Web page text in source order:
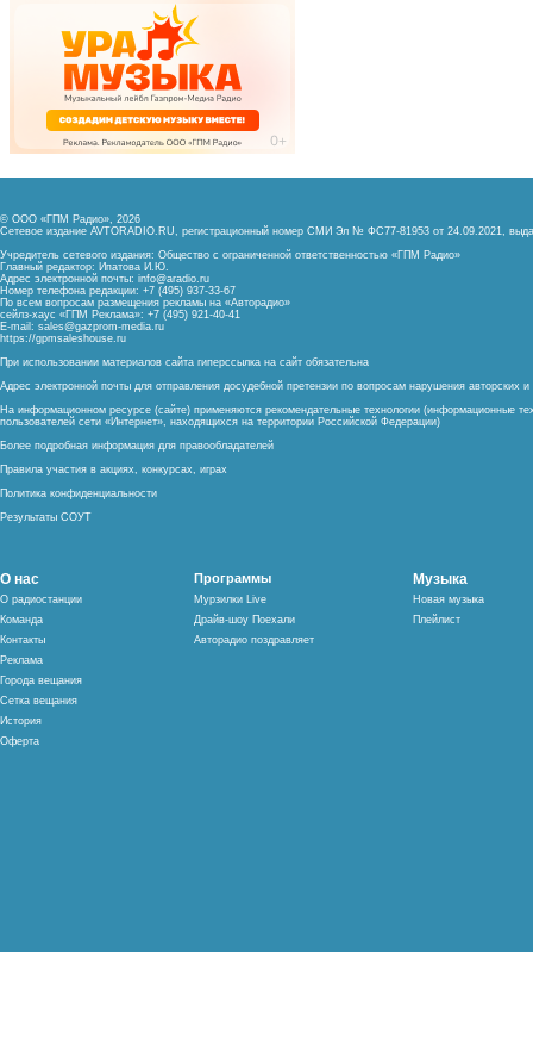
© ООО «ГПМ Радио», 2026
Сетевое издание AVTORADIO.RU, регистрационный номер СМИ Эл № ФС77-81953 от 24.09.2021,
Учредитель сетевого издания: Общество с ограниченной ответственностью «ГПМ Радио»
Главный редактор: Ипатова И.Ю.
Адрес электронной почты: info@aradio.ru
Номер телефона редакции: +7 (495) 937-33-67
По всем вопросам размещения рекламы на «Авторадио»
сейлз-хаус «ГПМ Реклама»: +7 (495) 921-40-41
E-mail: sales@gazprom-media.ru
https://gpmsaleshouse.ru
При использовании материалов сайта гиперссылка на сайт обязательна
Адрес электронной почты для отправления досудебной претензии по вопросам нарушения авторских
На информационном ресурсе (сайте) применяются рекомендательные технологии (информационные
пользователей сети «Интернет», находящихся на территории Российской Федерации)
Более подробная информация для правообладателей
Правила участия в акциях, конкурсах, играх
Политика конфиденциальности
Результаты СОУТ
О нас
О радиостанции
Команда
Контакты
Реклама
Города вещания
Сетка вещания
История
Оферта
Программы
Мурзилки Live
Драйв-шоу Поехали
Авторадио поздравляет
Музыка
Новая музыка
Плейлист